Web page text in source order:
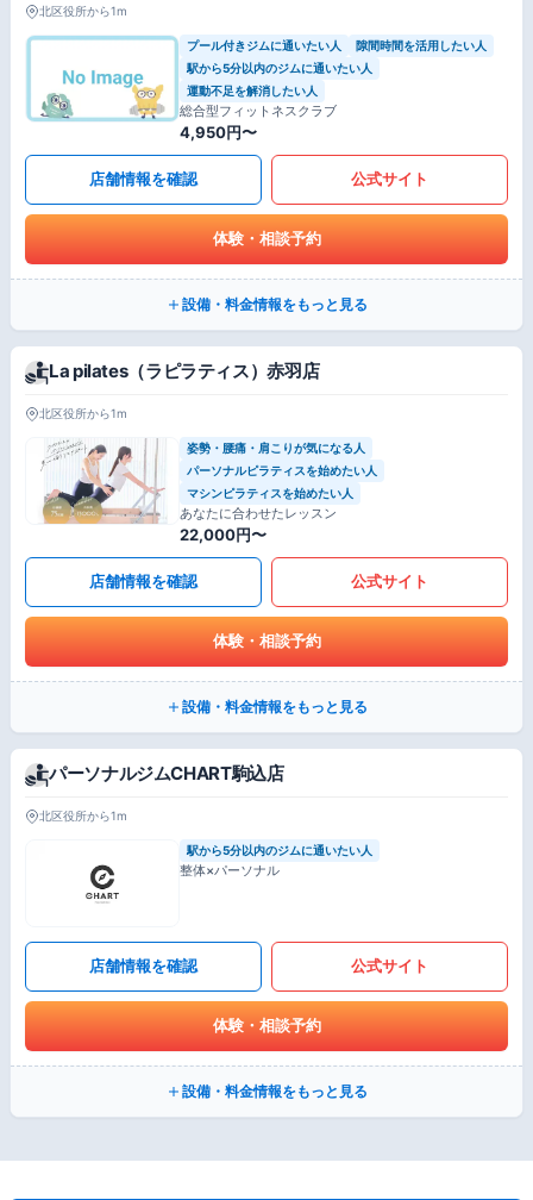
北区役所から1m
プール付きジムに通いたい人
隙間時間を活用したい人
駅から5分以内のジムに通いたい人
運動不足を解消したい人
総合型フィットネスクラブ
4,950円〜
店舗情報を確認 公式サイト
体験・相談予約
設備・料金情報をもっと見る
La pilates（ラピラティス）赤羽店
北区役所から1m
姿勢・腰痛・肩こりが気になる人
パーソナルピラティスを始めたい人
マシンピラティスを始めたい人
あなたに合わせたレッスン
22,000円〜
店舗情報を確認 公式サイト
体験・相談予約
設備・料金情報をもっと見る
パーソナルジムCHART駒込店
北区役所から1m
駅から5分以内のジムに通いたい人
整体×パーソナル
店舗情報を確認 公式サイト
体験・相談予約
設備・料金情報をもっと見る